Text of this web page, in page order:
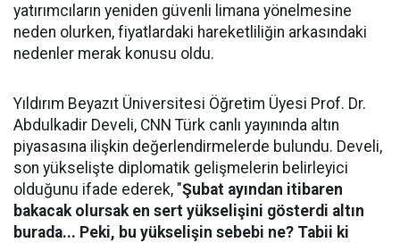
yatırımcıların yeniden güvenli limana yönelmesine
neden olurken, fiyatlardaki hareketliliğin arkasındaki
nedenler merak konusu oldu.
Yıldırım Beyazıt Üniversitesi Öğretim Üyesi Prof. Dr.
Abdulkadir Develi, CNN Türk canlı yayınında altın
piyasasına ilişkin değerlendirmelerde bulundu. Develi,
son yükselişte diplomatik gelişmelerin belirleyici
olduğunu ifade ederek, "Şubat ayından itibaren
bakacak olursak en sert yükselişini gösterdi altın
burada... Peki, bu yükselişin sebebi ne? Tabii ki